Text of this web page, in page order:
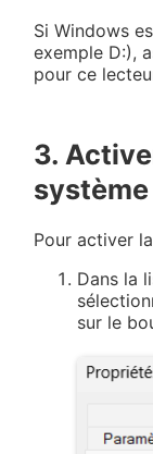
Si Windows
exemple D:),
pour ce
3.
système
Pour activer
Dans la
sur le